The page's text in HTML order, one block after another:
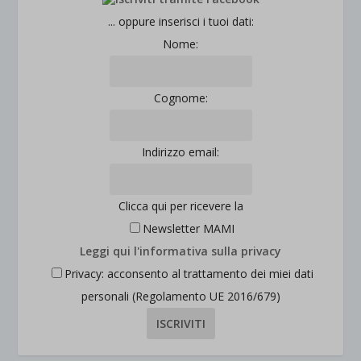
... oppure inserisci i tuoi dati:
Nome:
Cognome:
Indirizzo email:
Clicca qui per ricevere la
Newsletter MAMI
Leggi qui l'informativa sulla privacy
Privacy: acconsento al trattamento dei miei dati
personali (Regolamento UE 2016/679)